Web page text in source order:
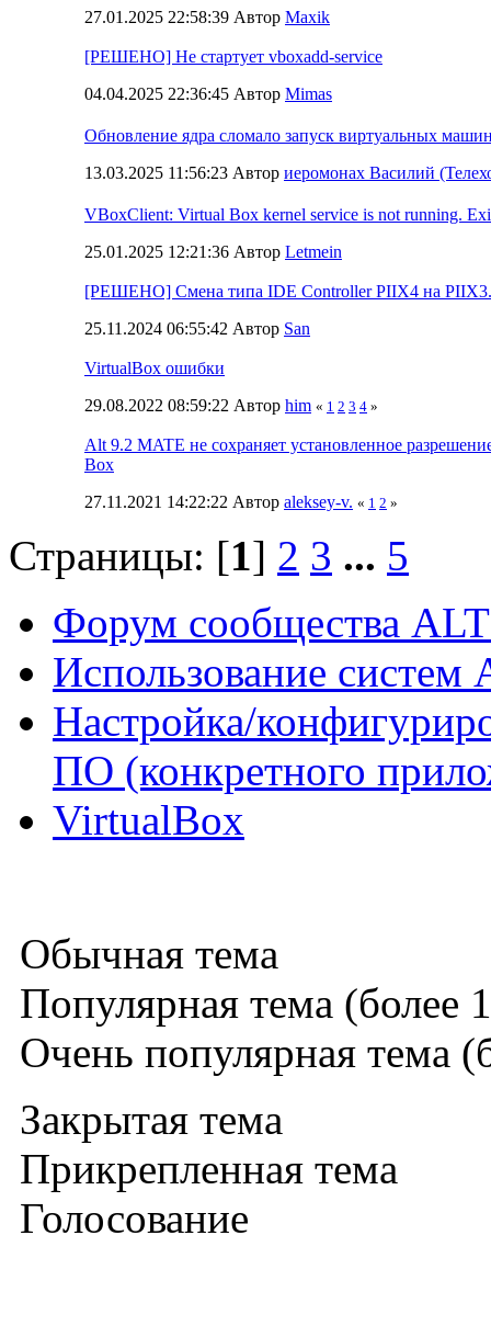
27.01.2025 22:58:39 Автор Maxik
[РЕШЕНО] Не стартует vboxadd-service
04.04.2025 22:36:45 Автор Mimas
Обновление ядра сломало запуск виртуальных
13.03.2025 11:56:23 Автор иеромонах Василий
VBoxClient: Virtual Box kernel service is not running.
25.01.2025 12:21:36 Автор Letmein
[РЕШЕНО] Смена типа IDE Controller PIIX4 на
25.11.2024 06:55:42 Автор San
VirtualBox ошибки
29.08.2022 08:59:22 Автор him « 1 2 3 4 »
Alt 9.2 MATE не сохраняет установленное
Box
27.11.2021 14:22:22 Автор aleksey-v. « 1 2 »
Страницы: [1] 2 3 ... 5
Форум сообщества
Использование систем
Настройка/
ПО (конкретного
VirtualBox
Обычная тема
Популярная тема (более
Очень популярная тема
Закрытая тема
Прикрепленная тема
Голосование